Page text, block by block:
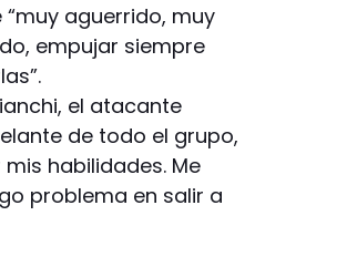
aguerrido, muy
empujar siempre
el atacante
de todo el grupo,
habilidades. Me
problema en salir a